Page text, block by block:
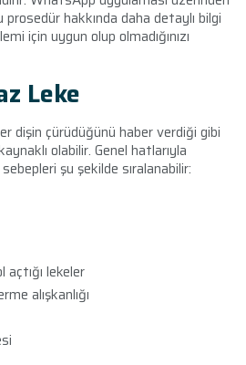
prosedür hakkında daha detaylı bilgi
için uygun olup olmadığınızı
Leke
dişin çürüdüğünü haber verdiği gibi
olabilir. Genel hatlarıyla
şu şekilde sıralanabilir:
lekeler
alışkanlığı